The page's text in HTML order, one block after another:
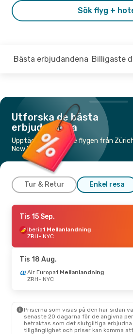
Sök flyg +
Bästa erbjudandena Billigaste
Utforska de bästa
erbjudandena
Upptäck de billigaste flygen från
New York
Tur & Retur Enkel resa
Mån 31 Aug.
Condor1 Mellanlandning
ZRH- NYC
NYC- ZRH
Tis 15 Sep.
Iberia1 Mellanlandning
ZRH- NYC
Tis 18 Aug.
Air Europa1 Mellanlandning
ZRH- NYC
Priserna som visas på den här sidan
senaste 20 dagarna för de angivna
betraktas som det slutgiltiga
tillgänglighet och priser kan komma